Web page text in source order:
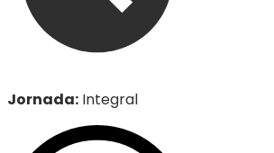
Jornada: Integral